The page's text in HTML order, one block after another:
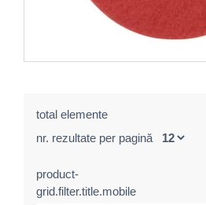
total elemente
nr. rezultate per pagină
product-
grid.filter.title.mobile